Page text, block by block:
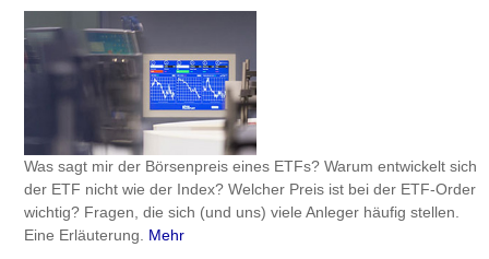
Was sagt mir der Börsenpreis eines ETFs? Warum entwickelt sich
der ETF nicht wie der Index? Welcher Preis ist bei der ETF-Order
wichtig? Fragen, die sich (und uns) viele Anleger häufig stellen.
Eine Erläuterung. Mehr